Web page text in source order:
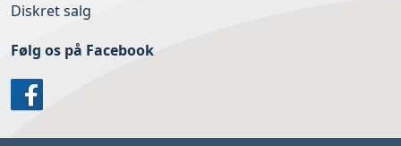
Diskret salg
Følg os på Facebook